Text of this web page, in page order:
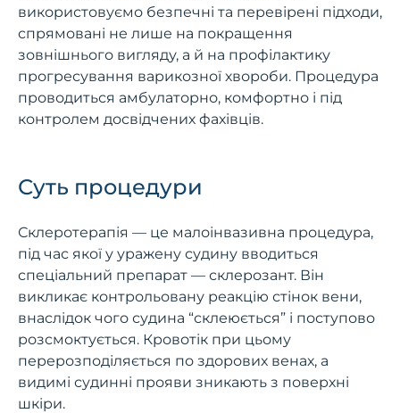
використовуємо безпечні та перевірені підходи,
спрямовані не лише на покращення
зовнішнього вигляду, а й на профілактику
прогресування варикозної хвороби. Процедура
проводиться амбулаторно, комфортно і під
контролем досвідчених фахівців.
Суть процедури
Склеротерапія — це малоінвазивна процедура,
під час якої у уражену судину вводиться
спеціальний препарат — склерозант. Він
викликає контрольовану реакцію стінок вени,
внаслідок чого судина “склеюється” і поступово
розсмоктується. Кровотік при цьому
перерозподіляється по здорових венах, а
видимі судинні прояви зникають з поверхні
шкіри.